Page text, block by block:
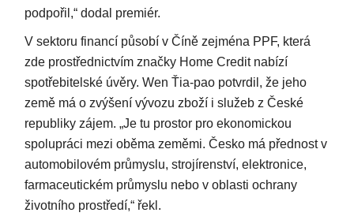
podpořil,“ dodal premiér.
V sektoru financí působí v Číně zejména PPF, která
zde prostřednictvím značky Home Credit nabízí
spotřebitelské úvěry. Wen Ťia-pao potvrdil, že jeho
země má o zvýšení vývozu zboží i služeb z České
republiky zájem. „Je tu prostor pro ekonomickou
spolupráci mezi oběma zeměmi. Česko má přednost v
automobilovém průmyslu, strojírenství, elektronice,
farmaceutickém průmyslu nebo v oblasti ochrany
životního prostředí,“ řekl.